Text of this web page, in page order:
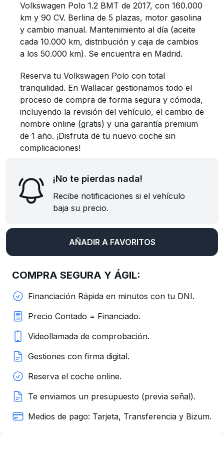
Volkswagen Polo 1.2 BMT de 2017, con 160.000
km y 90 CV. Berlina de 5 plazas, motor gasolina
y cambio manual. Mantenimiento al día (aceite
cada 10.000 km, distribución y caja de cambios
a los 50.000 km). Se encuentra en Madrid.
Reserva tu Volkswagen Polo con total
tranquilidad. En Wallacar gestionamos todo el
proceso de compra de forma segura y cómoda,
incluyendo la revisión del vehículo, el cambio de
nombre online (gratis) y una garantía premium
de 1 año. ¡Disfruta de tu nuevo coche sin
complicaciones!
¡No te pierdas nada!
Recibe notificaciones si el vehículo
baja su precio.
AÑADIR A FAVORITOS
COMPRA SEGURA Y ÁGIL:
Financiación Rápida en minutos con tu DNI.
Precio Contado = Financiado.
Videollamada de comprobación.
Gestiones con firma digital.
Reserva el coche online.
Te enviamos un presupuesto (previa señal).
Medios de pago: Tarjeta, Transferencia y Bizum.